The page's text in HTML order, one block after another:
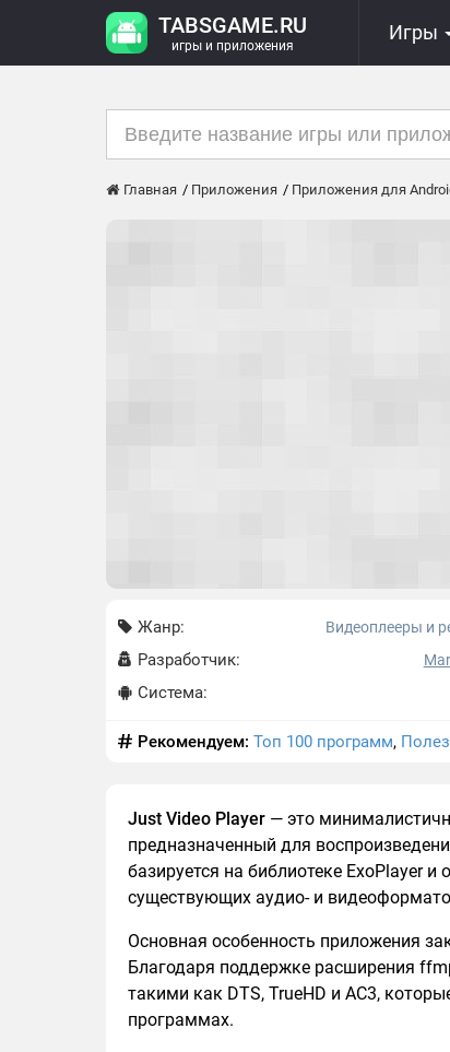
TABSGAME.RU
игры и приложения
Игры
Главная Приложения Приложения для
Жанр: Видеоплееры и
Разработчик:
Система:
Рекомендуем: Топ 100 программ,
Just Video Player — это
предназначенный для
базируется на библиотеке ExoPlayer
существующих аудио- и
Основная особенность приложения
Благодаря поддержке расширения
такими как DTS, TrueHD и AC3,
программах.